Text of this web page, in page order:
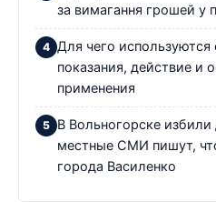
за вимагання грошей у
Для чего
показания, действие и
применения
В Вольногорске
местные СМИ пишут,
города Василенко